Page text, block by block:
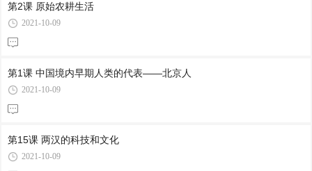
第2课 原始农耕生活
2021-10-09
第1课 中国境内早期人类的代表——北京人
2021-10-09
第15课 两汉的科技和文化
2021-10-09